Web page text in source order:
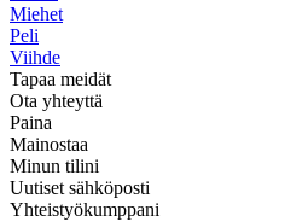
Miehet
Peli
Viihde
Tapaa meidät
Ota yhteyttä
Paina
Mainostaa
Minun tilini
Uutiset sähköposti
Yhteistyökumppani